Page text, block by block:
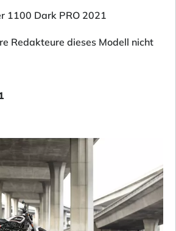
Redakteure dieses Modell nicht